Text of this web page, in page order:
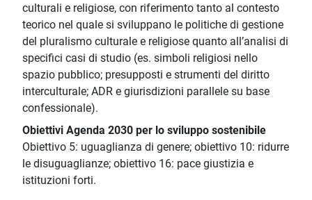
culturali e religiose, con riferimento tanto al contesto
teorico nel quale si sviluppano le politiche di gestione
del pluralismo culturale e religiose quanto all’analisi di
specifici casi di studio (es. simboli religiosi nello
spazio pubblico; presupposti e strumenti del diritto
interculturale; ADR e giurisdizioni parallele su base
confessionale).
Obiettivi Agenda 2030 per lo sviluppo sostenibile
Obiettivo 5: uguaglianza di genere; obiettivo 10: ridurre
le disuguaglianze; obiettivo 16: pace giustizia e
istituzioni forti.